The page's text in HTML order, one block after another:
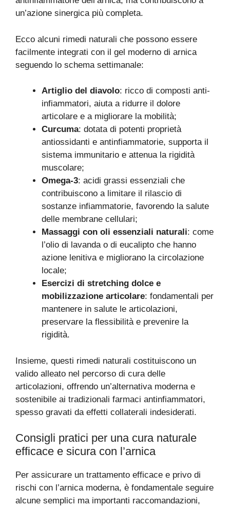
un’azione sinergica più completa.
Ecco alcuni rimedi naturali che possono essere
facilmente integrati con il gel moderno di arnica
seguendo lo schema settimanale:
Artiglio del diavolo: ricco di composti anti-
infiammatori, aiuta a ridurre il dolore
articolare e a migliorare la mobilità;
Curcuma: dotata di potenti proprietà
antiossidanti e antinfiammatorie, supporta il
sistema immunitario e attenua la rigidità
muscolare;
Omega-3: acidi grassi essenziali che
contribuiscono a limitare il rilascio di
sostanze infiammatorie, favorendo la salute
delle membrane cellulari;
Massaggi con oli essenziali naturali: come
l’olio di lavanda o di eucalipto che hanno
azione lenitiva e migliorano la circolazione
locale;
Esercizi di stretching dolce e
mobilizzazione articolare: fondamentali per
mantenere in salute le articolazioni,
preservare la flessibilità e prevenire la
rigidità.
Insieme, questi rimedi naturali costituiscono un
valido alleato nel percorso di cura delle
articolazioni, offrendo un’alternativa moderna e
sostenibile ai tradizionali farmaci antinfiammatori,
spesso gravati da effetti collaterali indesiderati.
Consigli pratici per una cura naturale
efficace e sicura con l’arnica
Per assicurare un trattamento efficace e privo di
rischi con l’arnica moderna, è fondamentale seguire
alcune semplici ma importanti raccomandazioni,